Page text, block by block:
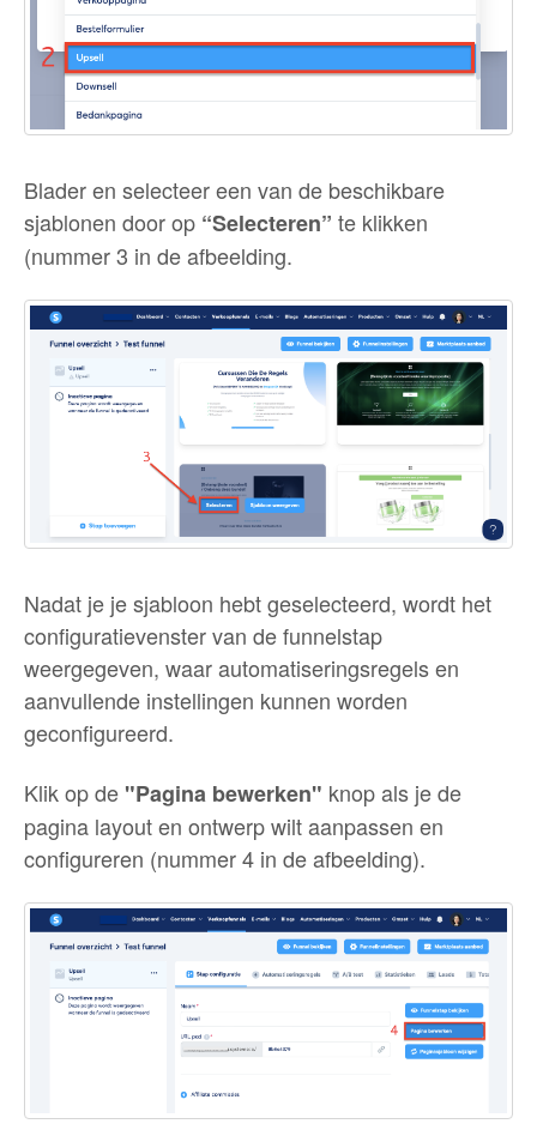
Blader en selecteer een van de beschikbare
sjablonen door op “Selecteren” te klikken
(nummer 3 in de afbeelding.
Nadat je je sjabloon hebt geselecteerd, wordt het
configuratievenster van de funnelstap
weergegeven, waar automatiseringsregels en
aanvullende instellingen kunnen worden
geconfigureerd.
Klik op de "Pagina bewerken" knop als je de
pagina layout en ontwerp wilt aanpassen en
configureren (nummer 4 in de afbeelding).